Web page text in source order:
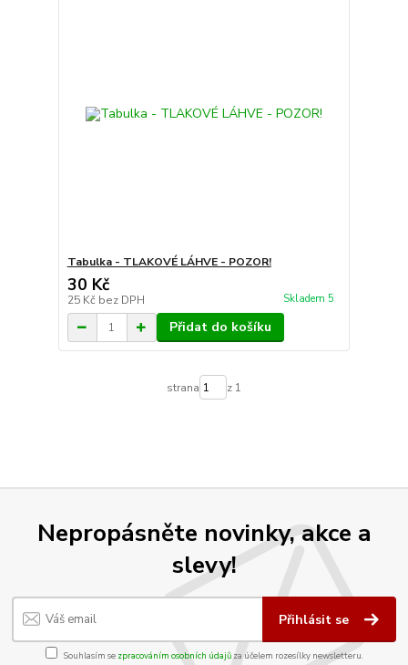
Tabulka - TLAKOVÉ LÁHVE - POZOR!
30 Kč
25 Kč bez DPH Skladem 5
Přidat do košíku
strana z 1
Nepropásněte novinky, akce a
slevy!
Přihlásit se
Souhlasím se zpracováním osobních údajůza účelem rozesílky newsletteru.